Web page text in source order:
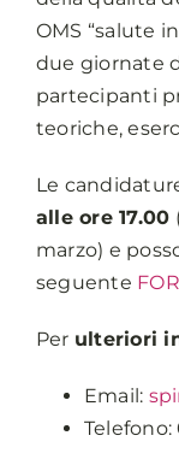
OMS “salute
due giornate
partecipanti
teoriche,
Le
alle ore 17.00
marzo) e
seguente
Per ulteriori
Email: